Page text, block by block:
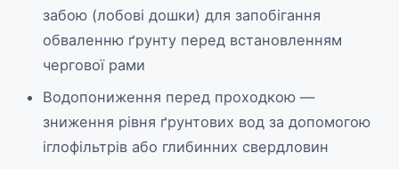
забою (лобові дошки) для запобігання
обваленню ґрунту перед встановленням
чергової рами
Водопониження перед проходкою —
зниження рівня ґрунтових вод за допомогою
іглофільтрів або глибинних свердловин